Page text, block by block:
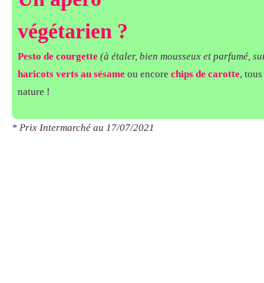
végétarien ?
Pesto de courgette (à étaler, bien mousseux et parfumé,
haricots verts au sésame ou encore chips de carotte,
nature !
* Prix Intermarché au 17/07/2021